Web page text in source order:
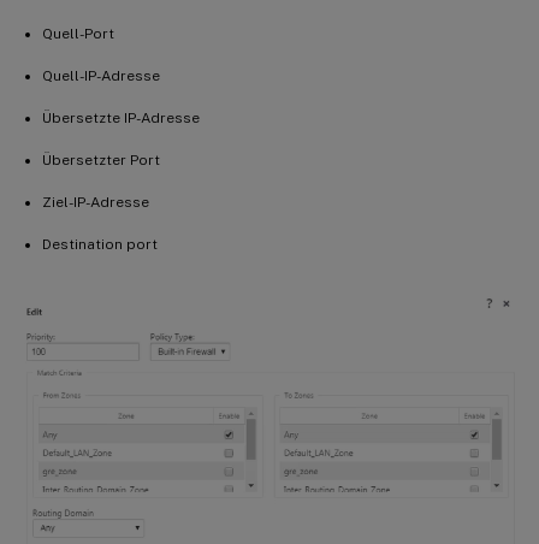
Quell-Port
Quell-IP-Adresse
Übersetzte IP-Adresse
Übersetzter Port
Ziel-IP-Adresse
Destination port